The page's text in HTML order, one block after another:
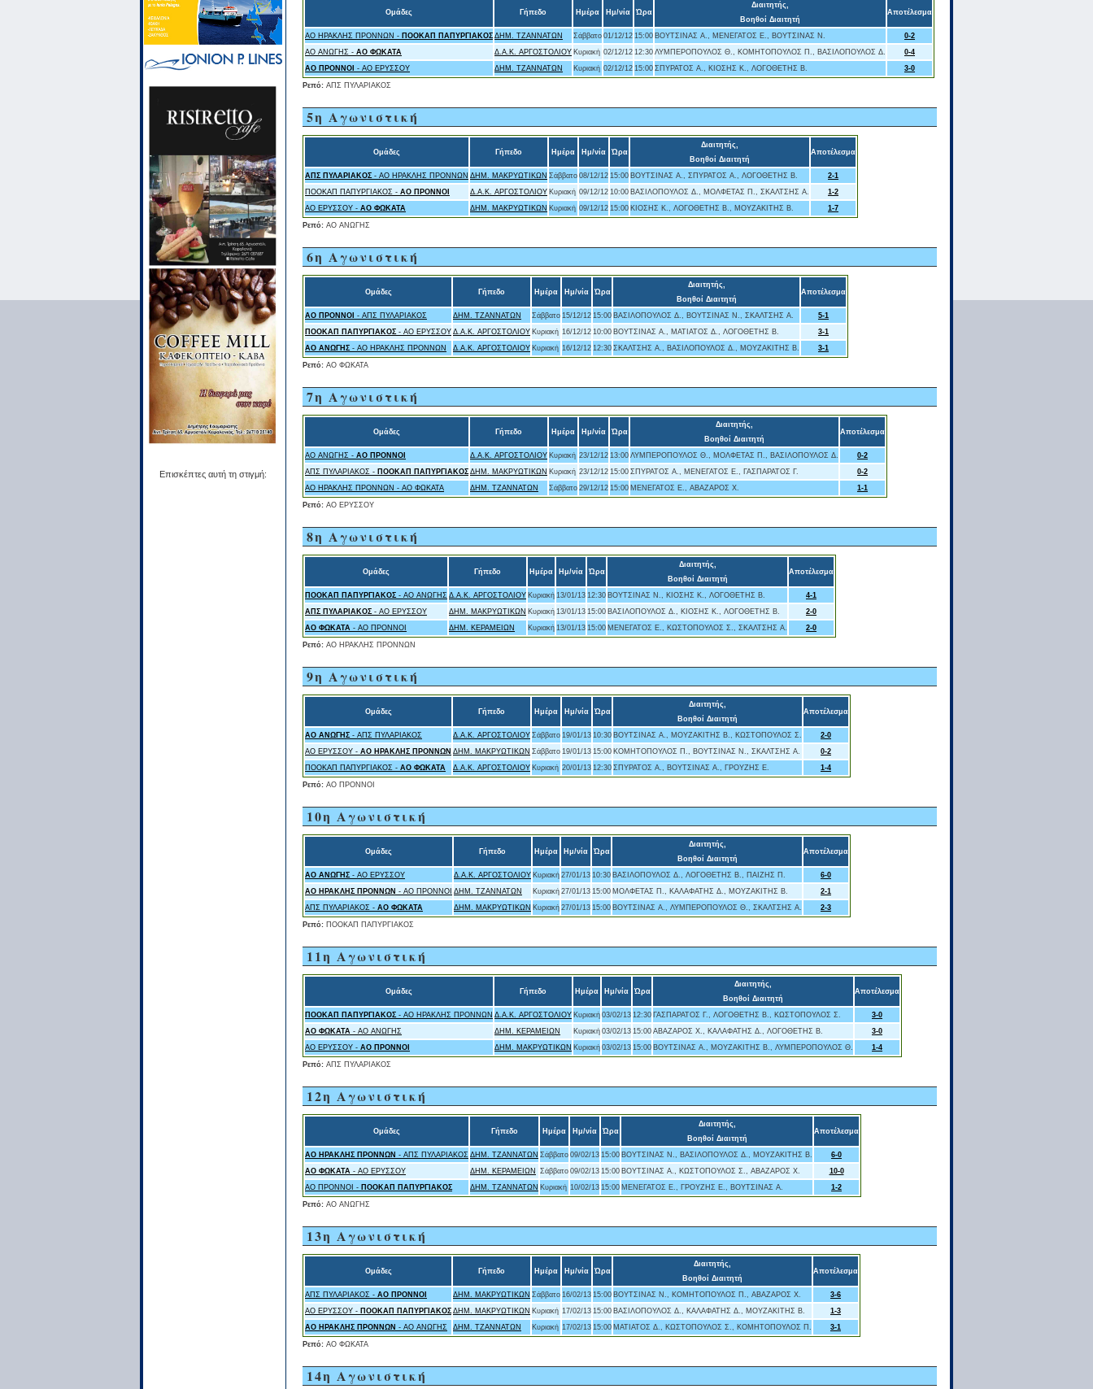
Επισκέπτες αυτή τη στιγμή:
Ομάδες Γήπεδο Ημέρα Ημ/νία Ώρα
Διαιτητής,
Βοηθοί Διαιτητή
Αποτέλεσμα
ΑΟ ΗΡΑΚΛΗΣ ΠΡΟΝΝΩΝ - ΠΟΟΚΑΠ ΠΑΠΥΡΓΙΑΚΟΣ ΔΗΜ. ΤΖΑΝΝΑΤΩΝ Σάββατο 01/12/12 15:00 ΒΟΥΤΣΙΝΑΣ Α., ΜΕΝΕΓΑΤΟΣ Ε., ΒΟΥΤΣΙΝΑΣ Ν.
0-2
ΑΟ ΑΝΩΓΗΣ - ΑΟ ΦΩΚΑΤΑ Δ.Α.Κ. ΑΡΓΟΣΤΟΛΙΟΥ Κυριακή 02/12/12 12:30 ΛΥΜΠΕΡΟΠΟΥΛΟΣ Θ., ΚΟΜΗΤΟΠΟΥΛΟΣ Π., ΒΑΣΙΛΟΠΟΥΛΟΣ Δ.
0-4
ΑΟ ΠΡΟΝΝΟΙ - ΑΟ ΕΡΥΣΣΟΥ ΔΗΜ. ΤΖΑΝΝΑΤΩΝ Κυριακή 02/12/12 15:00 ΣΠΥΡΑΤΟΣ Α., ΚΙΟΣΗΣ Κ., ΛΟΓΟΘΕΤΗΣ Β. 3-0
Ρεπό: ΑΠΣ ΠΥΛΑΡΙΑΚΟΣ
5η Αγωνιστική
Ομάδες Γήπεδο Ημέρα Ημ/νία Ώρα
Διαιτητής,
Βοηθοί Διαιτητή
Αποτέλεσμα
ΑΠΣ ΠΥΛΑΡΙΑΚΟΣ- ΑΟ ΗΡΑΚΛΗΣ ΠΡΟΝΝΩΝ ΔΗΜ. ΜΑΚΡΥΩΤΙΚΩΝ Σάββατο 08/12/12 15:00 ΒΟΥΤΣΙΝΑΣ Α., ΣΠΥΡΑΤΟΣ Α., ΛΟΓΟΘΕΤΗΣ Β.
2-1
ΠΟΟΚΑΠ ΠΑΠΥΡΓΙΑΚΟΣ - ΑΟ ΠΡΟΝΝΟΙ Δ.Α.Κ. ΑΡΓΟΣΤΟΛΙΟΥ Κυριακή 09/12/12 10:00 ΒΑΣΙΛΟΠΟΥΛΟΣ Δ., ΜΟΛΦΕΤΑΣ Π., ΣΚΑΛΤΣΗΣ Α.
1-2
ΑΟ ΕΡΥΣΣΟΥ - ΑΟ ΦΩΚΑΤΑ ΔΗΜ. ΜΑΚΡΥΩΤΙΚΩΝ Κυριακή 09/12/12 15:00 ΚΙΟΣΗΣ Κ., ΛΟΓΟΘΕΤΗΣ Β., ΜΟΥΖΑΚΙΤΗΣ Β. 1-7
Ρεπό: ΑΟ ΑΝΩΓΗΣ
6η Αγωνιστική
Ομάδες Γήπεδο Ημέρα Ημ/νία Ώρα
Διαιτητής,
Βοηθοί Διαιτητή
Αποτέλεσμα
ΑΟ ΠΡΟΝΝΟΙ - ΑΠΣ ΠΥΛΑΡΙΑΚΟΣ ΔΗΜ. ΤΖΑΝΝΑΤΩΝ Σάββατο 15/12/12 15:00 ΒΑΣΙΛΟΠΟΥΛΟΣ Δ., ΒΟΥΤΣΙΝΑΣ Ν., ΣΚΑΛΤΣΗΣ Α.
5-1
ΠΟΟΚΑΠ ΠΑΠΥΡΓΙΑΚΟΣ - ΑΟ ΕΡΥΣΣΟΥ Δ.Α.Κ. ΑΡΓΟΣΤΟΛΙΟΥ Κυριακή 16/12/12 10:00 ΒΟΥΤΣΙΝΑΣ Α., ΜΑΤΙΑΤΟΣ Δ., ΛΟΓΟΘΕΤΗΣ Β.
3-1
ΑΟ ΑΝΩΓΗΣ- ΑΟ ΗΡΑΚΛΗΣ ΠΡΟΝΝΩΝ Δ.Α.Κ. ΑΡΓΟΣΤΟΛΙΟΥ Κυριακή 16/12/12 12:30 ΣΚΑΛΤΣΗΣ Α., ΒΑΣΙΛΟΠΟΥΛΟΣ Δ., ΜΟΥΖΑΚΙΤΗΣ Β. 3-1
Ρεπό: ΑΟ ΦΩΚΑΤΑ
7η Αγωνιστική
Ομάδες Γήπεδο Ημέρα Ημ/νία Ώρα
Διαιτητής,
Βοηθοί Διαιτητή
Αποτέλεσμα
ΑΟ ΑΝΩΓΗΣ - ΑΟ ΠΡΟΝΝΟΙ Δ.Α.Κ. ΑΡΓΟΣΤΟΛΙΟΥ Κυριακή 23/12/12 13:00 ΛΥΜΠΕΡΟΠΟΥΛΟΣ Θ., ΜΟΛΦΕΤΑΣ Π., ΒΑΣΙΛΟΠΟΥΛΟΣ Δ.
0-2
ΑΠΣ ΠΥΛΑΡΙΑΚΟΣ - ΠΟΟΚΑΠ ΠΑΠΥΡΓΙΑΚΟΣ ΔΗΜ. ΜΑΚΡΥΩΤΙΚΩΝ Κυριακή 23/12/12 15:00 ΣΠΥΡΑΤΟΣ Α., ΜΕΝΕΓΑΤΟΣ Ε., ΓΑΣΠΑΡΑΤΟΣ Γ.
0-2
ΑΟ ΗΡΑΚΛΗΣ ΠΡΟΝΝΩΝ - ΑΟ ΦΩΚΑΤΑ
ΔΗΜ. ΤΖΑΝΝΑΤΩΝ Σάββατο 29/12/12 15:00 ΜΕΝΕΓΑΤΟΣ Ε., ΑΒΑΖΑΡΟΣ Χ. 1-1
Ρεπό: ΑΟ ΕΡΥΣΣΟΥ
8η Αγωνιστική
Ομάδες Γήπεδο Ημέρα Ημ/νία Ώρα
Διαιτητής,
Βοηθοί Διαιτητή
Αποτέλεσμα
ΠΟΟΚΑΠ ΠΑΠΥΡΓΙΑΚΟΣ - ΑΟ ΑΝΩΓΗΣ Δ.Α.Κ. ΑΡΓΟΣΤΟΛΙΟΥ Κυριακή 13/01/13 12:30 ΒΟΥΤΣΙΝΑΣ Ν., ΚΙΟΣΗΣ Κ., ΛΟΓΟΘΕΤΗΣ Β.
4-1
ΑΠΣ ΠΥΛΑΡΙΑΚΟΣ- ΑΟ ΕΡΥΣΣΟΥ ΔΗΜ. ΜΑΚΡΥΩΤΙΚΩΝ Κυριακή 13/01/13 15:00 ΒΑΣΙΛΟΠΟΥΛΟΣ Δ., ΚΙΟΣΗΣ Κ., ΛΟΓΟΘΕΤΗΣ Β.
2-0
ΑΟ ΦΩΚΑΤΑ - ΑΟ ΠΡΟΝΝΟΙ ΔΗΜ. ΚΕΡΑΜΕΙΩΝ Κυριακή 13/01/13 15:00 ΜΕΝΕΓΑΤΟΣ Ε., ΚΩΣΤΟΠΟΥΛΟΣ Σ., ΣΚΑΛΤΣΗΣ Α. 2-0
Ρεπό: ΑΟ ΗΡΑΚΛΗΣ ΠΡΟΝΝΩΝ
9η Αγωνιστική
Ομάδες Γήπεδο Ημέρα Ημ/νία Ώρα
Διαιτητής,
Βοηθοί Διαιτητή
Αποτέλεσμα
ΑΟ ΑΝΩΓΗΣ- ΑΠΣ ΠΥΛΑΡΙΑΚΟΣ Δ.Α.Κ. ΑΡΓΟΣΤΟΛΙΟΥ Σάββατο 19/01/13 10:30 ΒΟΥΤΣΙΝΑΣ Α., ΜΟΥΖΑΚΙΤΗΣ Β., ΚΩΣΤΟΠΟΥΛΟΣ Σ.
2-0
ΑΟ ΕΡΥΣΣΟΥ - ΑΟ ΗΡΑΚΛΗΣ ΠΡΟΝΝΩΝ ΔΗΜ. ΜΑΚΡΥΩΤΙΚΩΝ Σάββατο 19/01/13 15:00 ΚΟΜΗΤΟΠΟΥΛΟΣ Π., ΒΟΥΤΣΙΝΑΣ Ν., ΣΚΑΛΤΣΗΣ Α.
0-2
ΠΟΟΚΑΠ ΠΑΠΥΡΓΙΑΚΟΣ - ΑΟ ΦΩΚΑΤΑ Δ.Α.Κ. ΑΡΓΟΣΤΟΛΙΟΥ Κυριακή 20/01/13 12:30 ΣΠΥΡΑΤΟΣ Α., ΒΟΥΤΣΙΝΑΣ Α., ΓΡΟΥΖΗΣ Ε. 1-4
Ρεπό: ΑΟ ΠΡΟΝΝΟΙ
10η Αγωνιστική
Ομάδες Γήπεδο Ημέρα Ημ/νία Ώρα
Διαιτητής,
Βοηθοί Διαιτητή
Αποτέλεσμα
ΑΟ ΑΝΩΓΗΣ- ΑΟ ΕΡΥΣΣΟΥ Δ.Α.Κ. ΑΡΓΟΣΤΟΛΙΟΥ Κυριακή 27/01/13 10:30 ΒΑΣΙΛΟΠΟΥΛΟΣ Δ., ΛΟΓΟΘΕΤΗΣ Β., ΠΑΙΖΗΣ Π.
6-0
ΑΟ ΗΡΑΚΛΗΣ ΠΡΟΝΝΩΝ - ΑΟ ΠΡΟΝΝΟΙ ΔΗΜ. ΤΖΑΝΝΑΤΩΝ Κυριακή 27/01/13 15:00 ΜΟΛΦΕΤΑΣ Π., ΚΑΛΑΦΑΤΗΣ Δ., ΜΟΥΖΑΚΙΤΗΣ Β.
2-1
ΑΠΣ ΠΥΛΑΡΙΑΚΟΣ - ΑΟ ΦΩΚΑΤΑ ΔΗΜ. ΜΑΚΡΥΩΤΙΚΩΝ Κυριακή 27/01/13 15:00 ΒΟΥΤΣΙΝΑΣ Α., ΛΥΜΠΕΡΟΠΟΥΛΟΣ Θ., ΣΚΑΛΤΣΗΣ Α. 2-3
Ρεπό: ΠΟΟΚΑΠ ΠΑΠΥΡΓΙΑΚΟΣ
11η Αγωνιστική
Ομάδες Γήπεδο Ημέρα Ημ/νία Ώρα
Διαιτητής,
Βοηθοί Διαιτητή
Αποτέλεσμα
ΠΟΟΚΑΠ ΠΑΠΥΡΓΙΑΚΟΣ - ΑΟ ΗΡΑΚΛΗΣ ΠΡΟΝΝΩΝ Δ.Α.Κ. ΑΡΓΟΣΤΟΛΙΟΥ Κυριακή 03/02/13 12:30 ΓΑΣΠΑΡΑΤΟΣ Γ., ΛΟΓΟΘΕΤΗΣ Β., ΚΩΣΤΟΠΟΥΛΟΣ Σ.
3-0
ΑΟ ΦΩΚΑΤΑ - ΑΟ ΑΝΩΓΗΣ ΔΗΜ. ΚΕΡΑΜΕΙΩΝ Κυριακή 03/02/13 15:00 ΑΒΑΖΑΡΟΣ Χ., ΚΑΛΑΦΑΤΗΣ Δ., ΛΟΓΟΘΕΤΗΣ Β.
3-0
ΑΟ ΕΡΥΣΣΟΥ - ΑΟ ΠΡΟΝΝΟΙ ΔΗΜ. ΜΑΚΡΥΩΤΙΚΩΝ Κυριακή 03/02/13 15:00 ΒΟΥΤΣΙΝΑΣ Α., ΜΟΥΖΑΚΙΤΗΣ Β., ΛΥΜΠΕΡΟΠΟΥΛΟΣ Θ. 1-4
Ρεπό: ΑΠΣ ΠΥΛΑΡΙΑΚΟΣ
12η Αγωνιστική
Ομάδες Γήπεδο Ημέρα Ημ/νία Ώρα
Διαιτητής,
Βοηθοί Διαιτητή
Αποτέλεσμα
ΑΟ ΗΡΑΚΛΗΣ ΠΡΟΝΝΩΝ - ΑΠΣ ΠΥΛΑΡΙΑΚΟΣ ΔΗΜ. ΤΖΑΝΝΑΤΩΝ Σάββατο 09/02/13 15:00 ΒΟΥΤΣΙΝΑΣ Ν., ΒΑΣΙΛΟΠΟΥΛΟΣ Δ., ΜΟΥΖΑΚΙΤΗΣ Β.
6-0
ΑΟ ΦΩΚΑΤΑ - ΑΟ ΕΡΥΣΣΟΥ ΔΗΜ. ΚΕΡΑΜΕΙΩΝ Σάββατο 09/02/13 15:00 ΒΟΥΤΣΙΝΑΣ Α., ΚΩΣΤΟΠΟΥΛΟΣ Σ., ΑΒΑΖΑΡΟΣ Χ.
10-0
ΑΟ ΠΡΟΝΝΟΙ - ΠΟΟΚΑΠ ΠΑΠΥΡΓΙΑΚΟΣ ΔΗΜ. ΤΖΑΝΝΑΤΩΝ Κυριακή 10/02/13 15:00 ΜΕΝΕΓΑΤΟΣ Ε., ΓΡΟΥΖΗΣ Ε., ΒΟΥΤΣΙΝΑΣ Α. 1-2
Ρεπό: ΑΟ ΑΝΩΓΗΣ
13η Αγωνιστική
Ομάδες Γήπεδο Ημέρα Ημ/νία Ώρα
Διαιτητής,
Βοηθοί Διαιτητή
Αποτέλεσμα
ΑΠΣ ΠΥΛΑΡΙΑΚΟΣ - ΑΟ ΠΡΟΝΝΟΙ ΔΗΜ. ΜΑΚΡΥΩΤΙΚΩΝ Σάββατο 16/02/13 15:00 ΒΟΥΤΣΙΝΑΣ Ν., ΚΟΜΗΤΟΠΟΥΛΟΣ Π., ΑΒΑΖΑΡΟΣ Χ.
3-6
ΑΟ ΕΡΥΣΣΟΥ - ΠΟΟΚΑΠ ΠΑΠΥΡΓΙΑΚΟΣ ΔΗΜ. ΜΑΚΡΥΩΤΙΚΩΝ Κυριακή 17/02/13 15:00 ΒΑΣΙΛΟΠΟΥΛΟΣ Δ., ΚΑΛΑΦΑΤΗΣ Δ., ΜΟΥΖΑΚΙΤΗΣ Β.
1-3
ΑΟ ΗΡΑΚΛΗΣ ΠΡΟΝΝΩΝ - ΑΟ ΑΝΩΓΗΣ ΔΗΜ. ΤΖΑΝΝΑΤΩΝ Κυριακή 17/02/13 15:00 ΜΑΤΙΑΤΟΣ Δ., ΚΩΣΤΟΠΟΥΛΟΣ Σ., ΚΟΜΗΤΟΠΟΥΛΟΣ Π. 3-1
Ρεπό: ΑΟ ΦΩΚΑΤΑ
14η Αγωνιστική